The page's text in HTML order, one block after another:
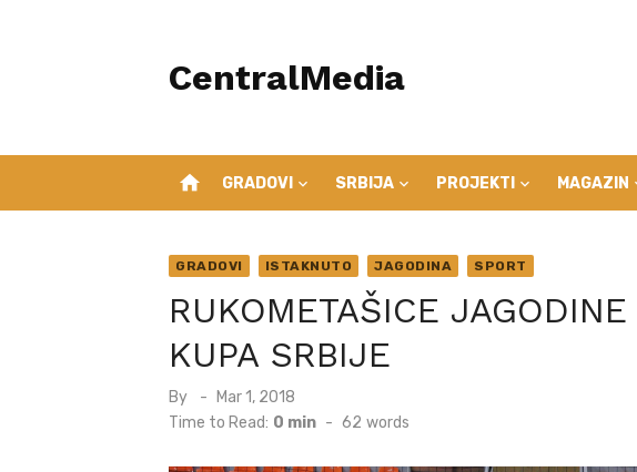
CentralMedia
home GRADOVI SRBIJA PROJEKTI MAGAZIN
GRADOVI ISTAKNUTO JAGODINA SPORT
RUKOMETAŠICE
KUPA SRBIJE
By
Posted
on
Mar 1, 2018
Time to Read: 0 min - 62 words